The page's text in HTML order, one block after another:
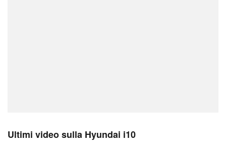
Ultimi video sulla Hyundai i10